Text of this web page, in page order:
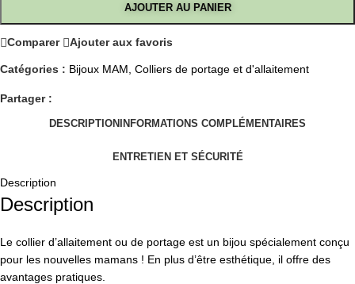
AJOUTER AU PANIER
Comparer Ajouter aux favoris
Catégories : Bijoux MAM Colliers de portage et d'allaitement
Partager :
DESCRIPTION INFORMATIONS COMPLÉMENTAIRES
ENTRETIEN ET SÉCURITÉ
Description
Description
Le collier d’allaitement ou de portage est un bijou spécialement conçu
pour les nouvelles mamans ! En plus d’être esthétique, il offre des
avantages pratiques.